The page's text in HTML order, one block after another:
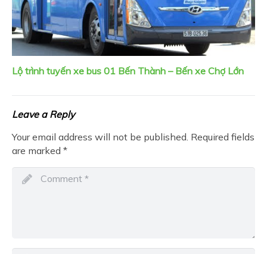
Lộ trình tuyến xe bus 01 Bến Thành – Bến xe Chợ Lớn
Leave a Reply
Your email address will not be published. Required fields
are marked *